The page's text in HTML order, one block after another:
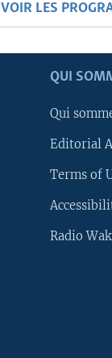
VOIR LES
QUI
Qui
Editorial
Terms of
Radio